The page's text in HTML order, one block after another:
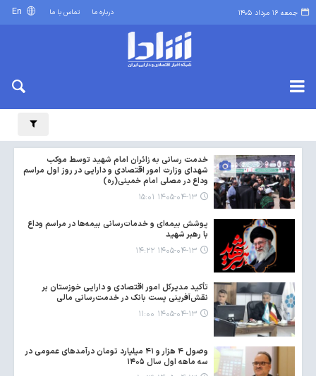
جمعه ۱۶ مرداد ۱۴۰۵ درباره ما تماس با ما
خدمت رسانی به زائران امام شهید توسط موکب
شهدای وزارت امور اقتصادی و دارایی در روز اول مراسم
وداع در مصلی امام خمینی(ره)
۱۴۰۵-۰۴-۱۳ ۱۵:۰۱
پوشش بیمه‌ای و خدمات‌رسانی بیمه‌ها در مراسم وداع
با رهبر شهید
۱۴۰۵-۰۴-۱۳ ۱۴:۲۲
تأکید مدیرکل امور اقتصادی و دارایی خوزستان بر
نقش‌آفرینی پست بانک در خدمت‌رسانی مالی
۱۴۰۵-۰۴-۱۳ ۱۱:۰۰
وصول ۴ هزار و ۴۱ میلیارد تومان درآمدهای عمومی در
سه ماهه اول سال ۱۴۰۵